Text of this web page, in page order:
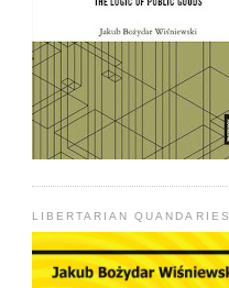
LIBERTARIAN QUANDARIES